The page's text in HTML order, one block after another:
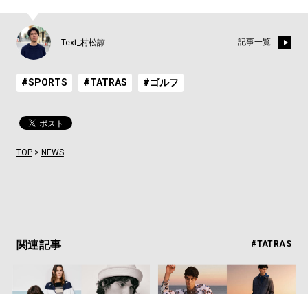
Text_村松諒 記事一覧
#SPORTS #TATRAS #ゴルフ
TOP> NEWS
関連記事 #TATRAS